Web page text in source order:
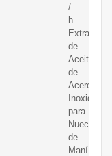
/
h
Extractor
de
Aceite
de
Acero
Inoxidable
para
Nueces
de
Maní